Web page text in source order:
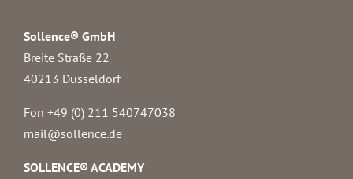
Sollence® GmbH
Breite Straße 22
40213 Düsseldorf
Fon +49 (0) 211 540747038‬
mail@sollence.de
SOLLENCE® ACADEMY